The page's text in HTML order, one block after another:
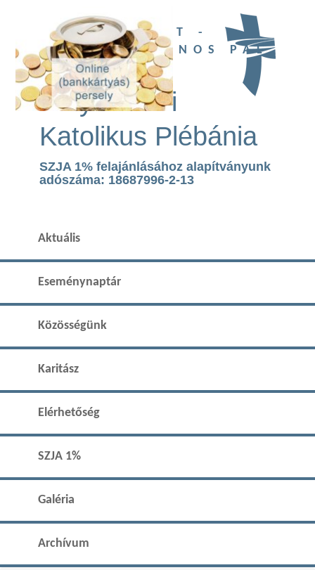
UBI DEUS EST -
SZENT II. JÁNOS PÁL
TEMPLOM
Páty Római
Katolikus Plébánia
SZJA 1% felajánlásához alapítványunk
adószáma: 18687996-2-13
Aktuális
Eseménynaptár
Közösségünk
Karitász
Elérhetőség
SZJA 1%
Galéria
Archívum